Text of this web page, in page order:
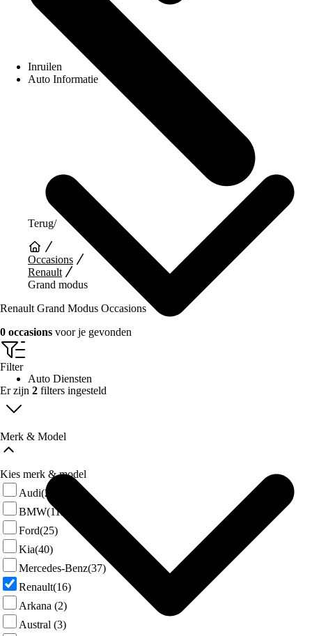
Inruilen
Auto Informatie
Auto Diensten
Terug/
Occasions
Renault
Grand modus
Renault Grand Modus Occasions
0 occasions voor je gevonden
Filter
Er zijn 2 filters ingesteld
Merk & Model
Kies merk & model
Audi(28)
BMW(112)
Ford(25)
Kia(40)
Mercedes-Benz(37)
Renault(16)
Arkana (2)
Austral (3)